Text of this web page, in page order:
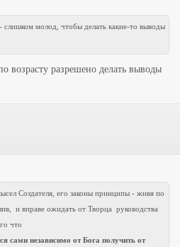
слишком молод, чтобы делать какие-то выводы
возрасту разрешено делать выводы
Создателя, его законы принципы - живя по
и вправе ожидать от Творца руководства
что
сами независимо от Бога получить от